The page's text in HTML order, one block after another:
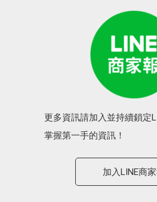
更多資訊請加入並持續鎖定
掌握第一手的資訊！
加入LINE商